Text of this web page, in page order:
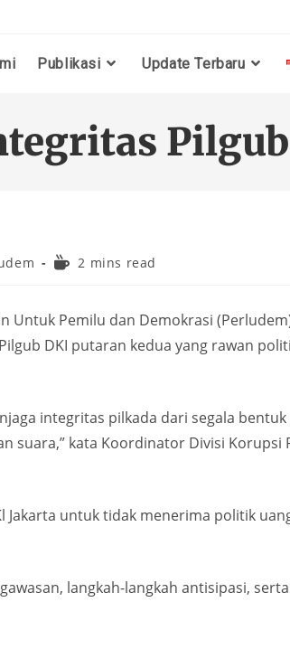
Publikasi Update Terbaru
2 mins read
Untuk Pemilu dan Demokrasi
DKI putaran kedua yang rawan
integritas pilkada dari segala
suara,” kata Koordinator Divisi Korupsi
untuk tidak menerima politik
langkah-langkah antisipasi,